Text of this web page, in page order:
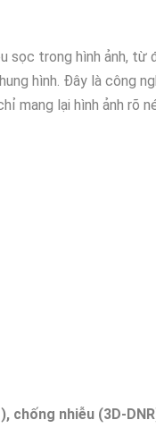
sọc trong hình ảnh,
hình. Đây là công
mang lại hình ảnh rõ
chống nhiễu (3D-